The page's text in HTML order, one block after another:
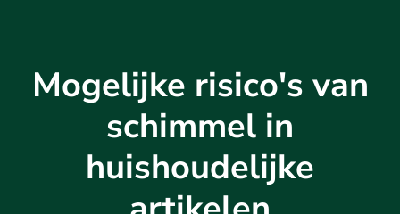
Mogelijke risico's van
schimmel in
huishoudelijke